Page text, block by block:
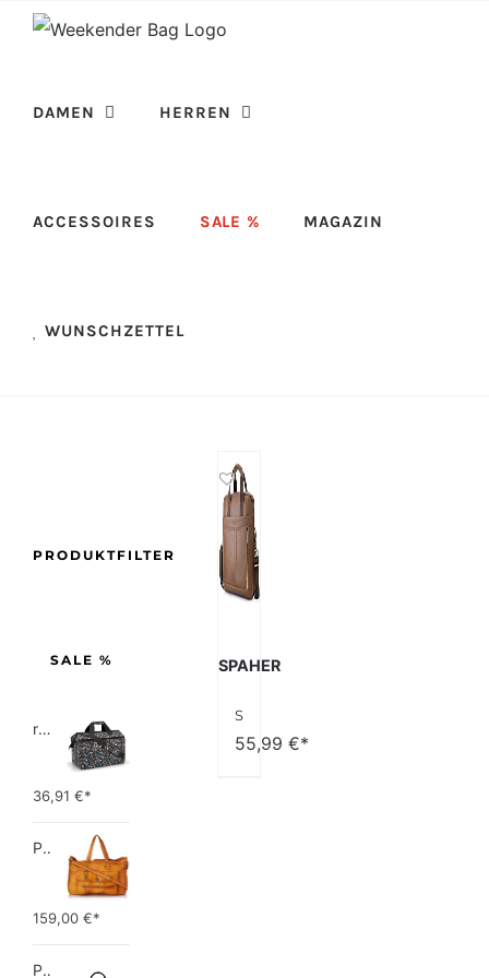
Skip
DAMEN HERREN
ACCESSOIRES SALE % MAGAZIN
WUNSCHZETTEL
SPAHER
SPAHER Laptoptasche 14/15.6 Zoll Aktentasche Herren Business Tasche Arbeitstasche Herren Echtleder Tasche Herren Umhängetasche Schultertasche Messenger Bag Männer Geschenk für Männer
55,99€*
PRODUKTFILTER
SALE %
reisenthel allrounder L pocket  Vielseitige Doktortasche für Reise, Arbeit und Freizeit  Mit praktischer Trolley…
36,91 €*
PIECES TOTALLY ROYAL LEATHER TRAVEL BAG 17055349 Damen Umhängetaschen ,1 Groesse (51 x 33 x 14,5 cm)
159,00 €*
Picard Unisex-Erwachsene Buddy Gepäck- Handgepäck